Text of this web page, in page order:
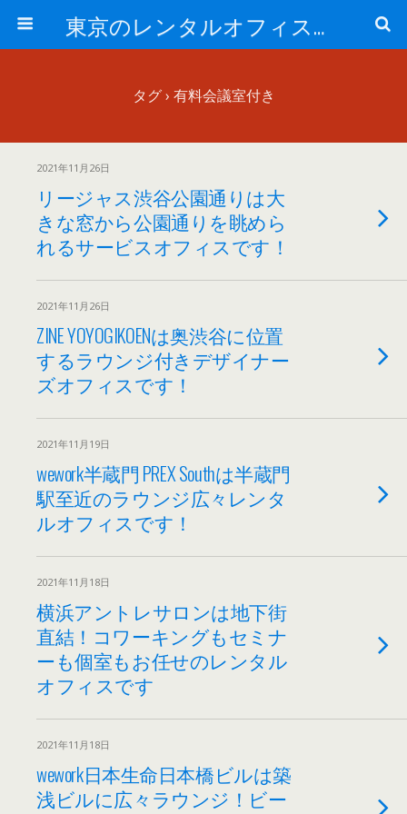
東京のレンタルオフィス、サービスオフィスの現地取材記事ブログ-ROjournal
タグ › 有料会議室付き
2021年11月26日
リージャス渋谷公園通りは大
きな窓から公園通りを眺めら
れるサービスオフィスです！
2021年11月26日
ZINE YOYOGIKOENは奥渋谷に位置
するラウンジ付きデザイナー
ズオフィスです！
2021年11月19日
wework半蔵門 PREX Southは半蔵門
駅至近のラウンジ広々レンタ
ルオフィスです！
2021年11月18日
横浜アントレサロンは地下街
直結！コワーキングもセミナ
ーも個室もお任せのレンタル
オフィスです
2021年11月18日
wework日本生命日本橋ビルは築
浅ビルに広々ラウンジ！ビー